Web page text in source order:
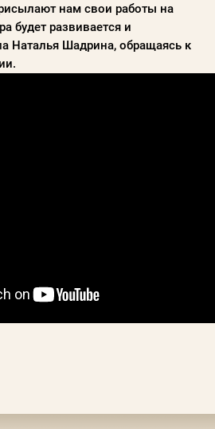
нам свои работы на
будет развивается и
Наталья Шадрина, обращаясь к